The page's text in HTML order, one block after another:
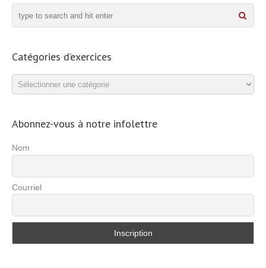
Catégories d’exercices
Catégories
d’exercices
Abonnez-vous à notre infolettre
Nom
Courriel